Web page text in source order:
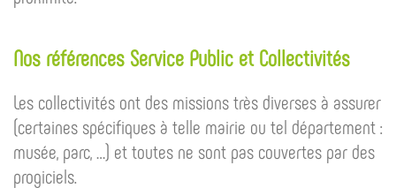
Nos références Service Public et Collectivités
Les collectivités ont des missions très diverses à assurer
(certaines spécifiques à telle mairie ou tel département :
musée, parc, …) et toutes ne sont pas couvertes par des
progiciels.